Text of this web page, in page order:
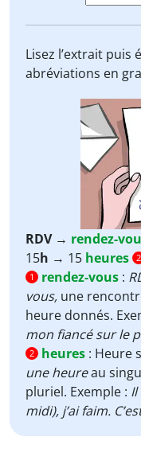
Lisez l’extrait puis
abréviations en
RDV→ rendez-
15h → 15 heures 2
1
rendez-vous :
vous, une
heure donnés.
mon fiancé sur le
2 heures : Heure
une heureau
pluriel. Exemple : Il
midi), j’ai faim.